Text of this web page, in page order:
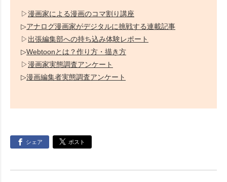
▷漫画家による漫画のコマ割り講座
▷アナログ漫画家がデジタルに挑戦する連載記事
▷ 出張編集部への持ち込み体験レポート
▷Webtoonとは？作り方・描き方
▷漫画家実態調査アンケート
▷漫画編集者実態調査アンケート
シェア ポスト